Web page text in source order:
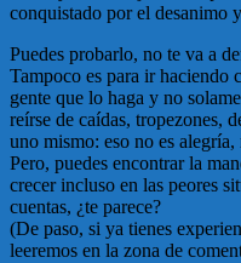
conquistado por el desanimo
Puedes probarlo, no te va a
Tampoco es para ir haciendo
gente que lo haga y no
reírse de caídas, tropezones,
uno mismo: eso no es
Pero, puedes encontrar la
crecer incluso en las peores
cuentas, ¿te parece?
(De paso, si ya tienes
leeremos en la zona de